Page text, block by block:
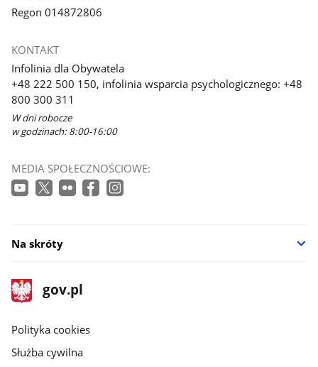
Regon 014872806
KONTAKT
Infolinia dla Obywatela
+48 222 500 150, infolinia wsparcia psychologicznego: +48
800 300 311
W dni robocze
w godzinach: 8:00-16:00
MEDIA SPOŁECZNOŚCIOWE:
Na skróty
stopka
gov.pl
Strona
gov.pl
gov.pl
Polityka cookies
Służba cywilna